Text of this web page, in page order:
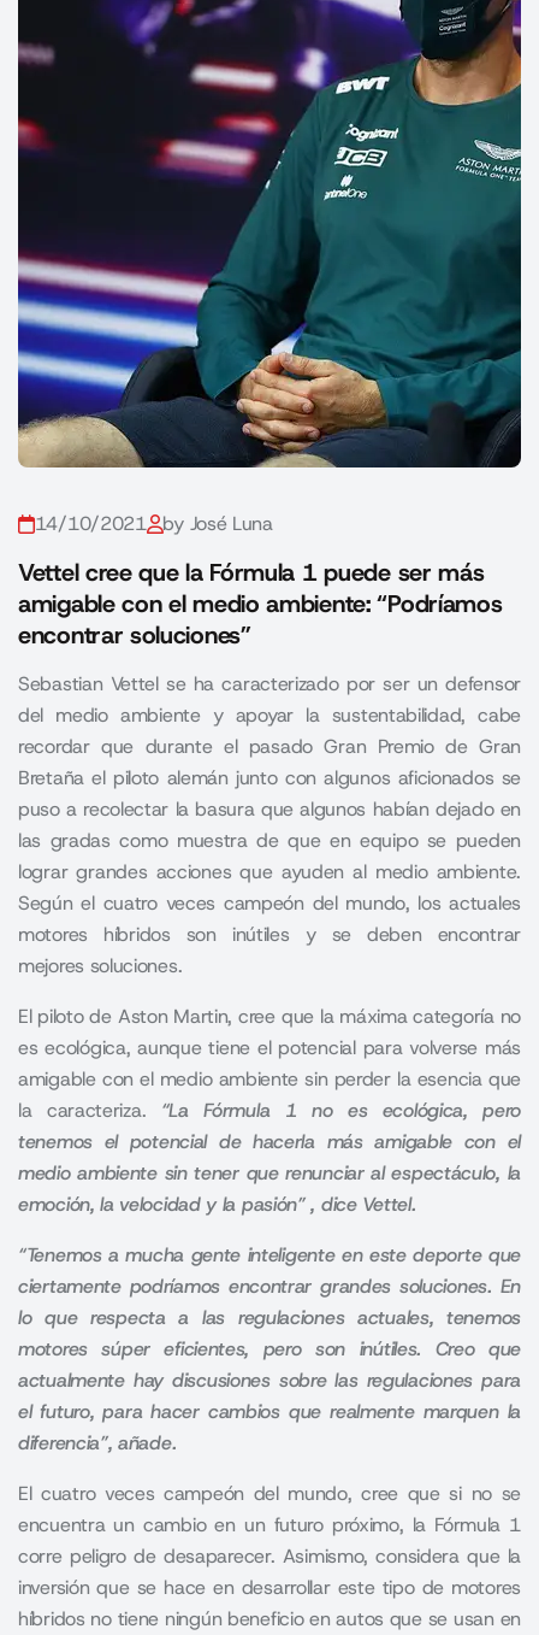
14/10/2021 by José Luna
Vettel cree que la Fórmula 1 puede ser más
amigable con el medio ambiente: “Podríamos
encontrar soluciones”
Sebastian Vettel se ha caracterizado por ser un defensor
del medio ambiente y apoyar la sustentabilidad, cabe
recordar que durante el pasado Gran Premio de Gran
Bretaña el piloto alemán junto con algunos aficionados se
puso a recolectar la basura que algunos habían dejado en
las gradas como muestra de que en equipo se pueden
lograr grandes acciones que ayuden al medio ambiente.
Según el cuatro veces campeón del mundo, los actuales
motores híbridos son inútiles y se deben encontrar
mejores soluciones.
El piloto de Aston Martin, cree que la máxima categoría no
es ecológica, aunque tiene el potencial para volverse más
amigable con el medio ambiente sin perder la esencia que
la caracteriza. “La Fórmula 1 no es ecológica, pero
tenemos el potencial de hacerla más amigable con el
medio ambiente sin tener que renunciar al espectáculo, la
emoción, la velocidad y la pasión” , dice Vettel.
“Tenemos a mucha gente inteligente en este deporte que
ciertamente podríamos encontrar grandes soluciones. En
lo que respecta a las regulaciones actuales, tenemos
motores súper eficientes, pero son inútiles. Creo que
actualmente hay discusiones sobre las regulaciones para
el futuro, para hacer cambios que realmente marquen la
diferencia”, añade.
El cuatro veces campeón del mundo, cree que si no se
encuentra un cambio en un futuro próximo, la Fórmula 1
corre peligro de desaparecer. Asimismo, considera que la
inversión que se hace en desarrollar este tipo de motores
híbridos no tiene ningún beneficio en autos que se usan en